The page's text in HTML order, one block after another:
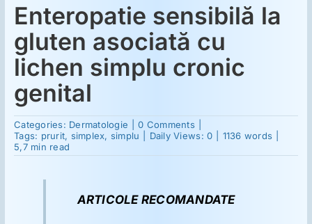
Psihiatrie
Neurologie
Intoleranţa la gluten
Suplimente
Reumatologie
Enteropatie sensibilă la
gluten asociată cu
lichen simplu cronic
genital
Categories: Dermatologie 0 Commentson
Enteropatie
lichen
Tags: prurit, simplex, simplu Daily Views: 0 1136 words
5,7 min read
ARTICOLE RECOMANDATE